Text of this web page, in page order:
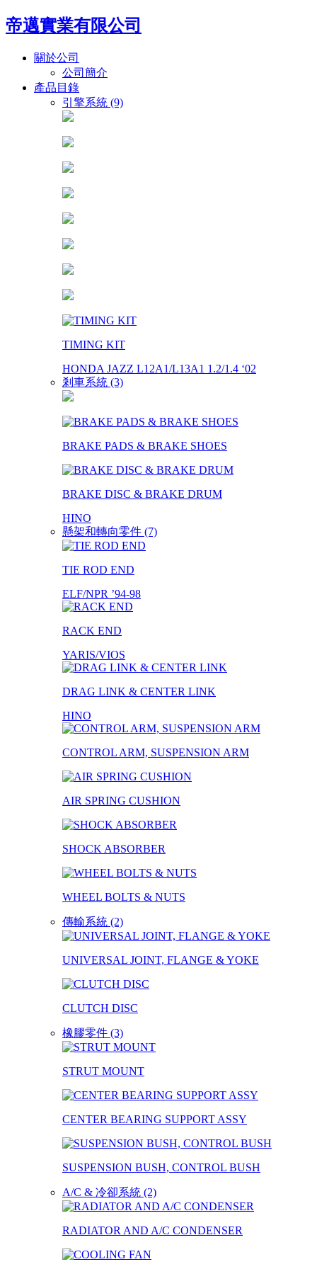
帝邁實業有限公司
關於公司
公司簡介
產品目錄
引擎系統 (9)
TIMING KIT
HONDA JAZZ L12A1/L13A1 1.2/1.4 ‘02
剎車系統 (3)
BRAKE PADS & BRAKE SHOES
BRAKE DISC & BRAKE DRUM
HINO
懸架和轉向零件 (7)
TIE ROD END
ELF/NPR ’94-98
RACK END
YARIS/VIOS
DRAG LINK & CENTER LINK
HINO
CONTROL ARM, SUSPENSION ARM
AIR SPRING CUSHION
SHOCK ABSORBER
WHEEL BOLTS & NUTS
傳輸系統 (2)
UNIVERSAL JOINT, FLANGE & YOKE
CLUTCH DISC
橡膠零件 (3)
STRUT MOUNT
CENTER BEARING SUPPORT ASSY
SUSPENSION BUSH, CONTROL BUSH
A/C & 冷卻系統 (2)
RADIATOR AND A/C CONDENSER